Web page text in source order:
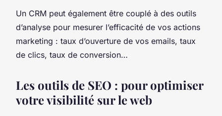
Un CRM peut également être couplé à des outils
d’analyse pour mesurer l’efficacité de vos actions
marketing : taux d’ouverture de vos emails, taux
de clics, taux de conversion…
Les outils de SEO : pour optimiser
votre visibilité sur le web